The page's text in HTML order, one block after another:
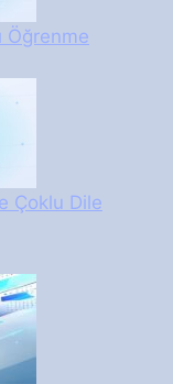
Öğrenme
Çoklu Dile